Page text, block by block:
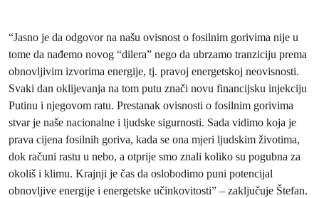
“Jasno je da odgovor na našu ovisnost o fosilnim gorivima nije u
tome da nađemo novog “dilera” nego da ubrzamo tranziciju prema
obnovljivim izvorima energije, tj. pravoj energetskoj neovisnosti.
Svaki dan oklijevanja na tom putu znači novu financijsku injekciju
Putinu i njegovom ratu. Prestanak ovisnosti o fosilnim gorivima
stvar je naše nacionalne i ljudske sigurnosti. Sada vidimo koja je
prava cijena fosilnih goriva, kada se ona mjeri ljudskim životima,
dok računi rastu u nebo, a otprije smo znali koliko su pogubna za
okoliš i klimu. Krajnji je čas da oslobodimo puni potencijal
obnovljive energije i energetske učinkovitosti” – zaključuje Štefan.